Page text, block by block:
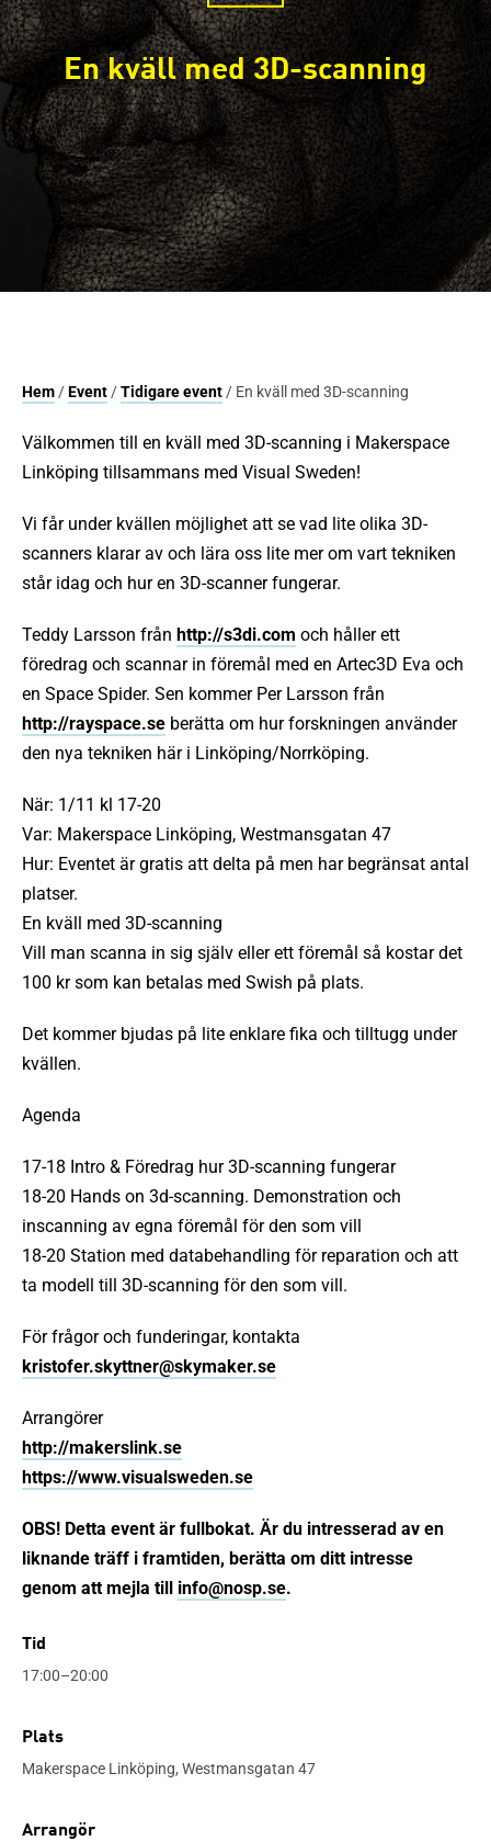
En kväll med 3D-scanning
Hem/Event/Tidigare event/ En kväll med 3D-scanning
Välkommen till en kväll med 3D-scanning i Makerspace
Linköping tillsammans med Visual Sweden!
Vi får under kvällen möjlighet att se vad lite olika 3D-
scanners klarar av och lära oss lite mer om vart tekniken
står idag och hur en 3D-scanner fungerar.
Teddy Larsson från http://s3di.com och håller ett
föredrag och scannar in föremål med en Artec3D Eva och
en Space Spider. Sen kommer Per Larsson från
http://rayspace.se berätta om hur forskningen använder
den nya tekniken här i Linköping/Norrköping.
När: 1/11 kl 17-20
Var: Makerspace Linköping, Westmansgatan 47
Hur: Eventet är gratis att delta på men har begränsat antal
platser.
En kväll med 3D-scanning
Vill man scanna in sig själv eller ett föremål så kostar det
100 kr som kan betalas med Swish på plats.
Det kommer bjudas på lite enklare fika och tilltugg under
kvällen.
Agenda
17-18 Intro & Föredrag hur 3D-scanning fungerar
18-20 Hands on 3d-scanning. Demonstration och
inscanning av egna föremål för den som vill
18-20 Station med databehandling för reparation och att
ta modell till 3D-scanning för den som vill.
För frågor och funderingar, kontakta
kristofer.skyttner@skymaker.se
Arrangörer
http://makerslink.se
https://www.visualsweden.se
OBS! Detta event är fullbokat. Är du intresserad av en
liknande träff i framtiden, berätta om ditt intresse
genom att mejla till info@nosp.se.
Tid
17:00–20:00
Plats
Makerspace Linköping, Westmansgatan 47
Arrangör